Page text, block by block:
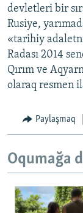
devletleri bir
Rusiye,
«tarihiy
Radası 2014
Qırım ve
olaraq resmen
Paylaşmaq
Oqumağa